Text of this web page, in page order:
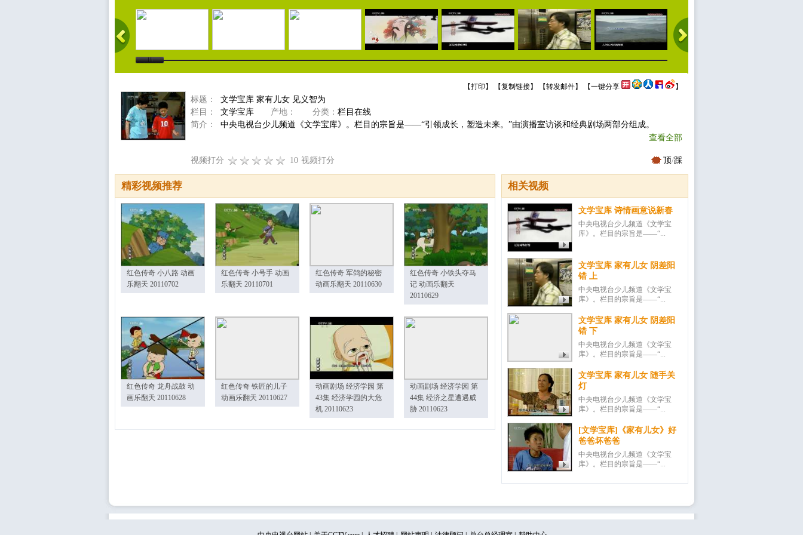
【打印 】 【复制链接】 【转发邮件】 【一键分享 】
标题：
文学宝库 家有儿女 见义智为
栏目：
文学宝库 产地： 分类： 栏目在线
简介：
中央电视台少儿频道《文学宝库》。栏目的宗旨是——“引领成长，塑造未来。”由演播室访谈和经典剧场两部分组成。
查看全部
视频打分 10 视频打分 顶/踩
相关视频
文学宝库 诗情画意说新春
中央电视台少儿频道《文学宝
库》。栏目的宗旨是——“...
文学宝库 家有儿女 阴差阳
错 上
中央电视台少儿频道《文学宝
库》。栏目的宗旨是——“...
文学宝库 家有儿女 阴差阳
错 下
中央电视台少儿频道《文学宝
库》。栏目的宗旨是——“...
文学宝库 家有儿女 随手关
灯
中央电视台少儿频道《文学宝
库》。栏目的宗旨是——“...
[文学宝库]《家有儿女》好
爸爸坏爸爸
中央电视台少儿频道《文学宝
库》。栏目的宗旨是——“...
精彩视频推荐
红色传奇 小八路 动画
乐翻天 20110702
红色传奇 小号手 动画
乐翻天 20110701
红色传奇 军鸽的秘密
动画乐翻天 20110630
红色传奇 小铁头夺马
记 动画乐翻天
20110629
红色传奇 龙舟战鼓 动
画乐翻天 20110628
红色传奇 铁匠的儿子
动画乐翻天 20110627
动画剧场 经济学园 第
43集 经济学园的大危
机 20110623
动画剧场 经济学园 第
44集 经济之星遭遇威
胁 20110623